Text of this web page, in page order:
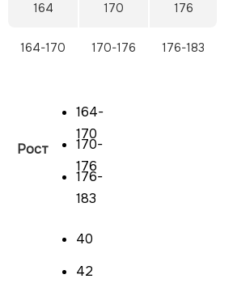
164 170 176
164-170 170-176 176-183
Рост
164-
170
170-
176
176-
183
40
42